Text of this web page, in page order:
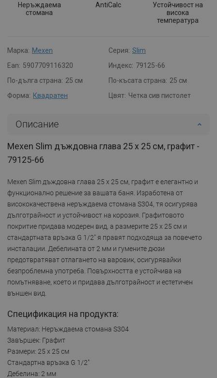
Неръждаема
стомана
AntiCalc
Устойчивост на
висока
температура
Марка: Mexen Серия: Slim
Ean: 5907709116320 Индекс: 79125-66
По-дълга страна: 25 см По-късата страна: 25 см
Форма: Квадратен Цвят: Четка сив пистолет
Описание
Mexen Slim дъждовна глава 25 x 25 см, графит -
79125-66
Mexen Slim дъждовна глава 25 x 25 см, графит е елегантно и
функционално решение за вашата баня. Изработена от
висококачествена неръждаема стомана S304, тя осигурява
дълготрайност и устойчивост на корозия. Графитовото
покритие придава модерен вид, а размерите 25 x 25 см и
стандартната връзка G 1/2" я правят подходяща за повечето
инсталации. Дебелината от 2 мм и гумените дюзи
предотвратяват отлагането на варовик, осигурявайки
безпроблемна употреба. Повърхността е устойчива на
помътняване, което и придава дълготрайност и естетичен
външен вид.
Спецификация на продукта:
Материал: Неръждаема стомана S304
Завършек: Графит
Размери: 25 x 25 см
Стандартна връзка G 1/2"
Дебелина: 2 мм